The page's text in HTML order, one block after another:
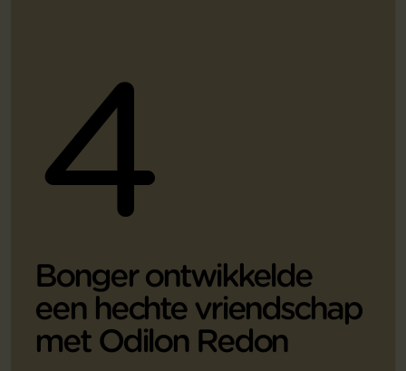
4
Bonger ontwikkelde
een hechte vriendschap
met Odilon Redon